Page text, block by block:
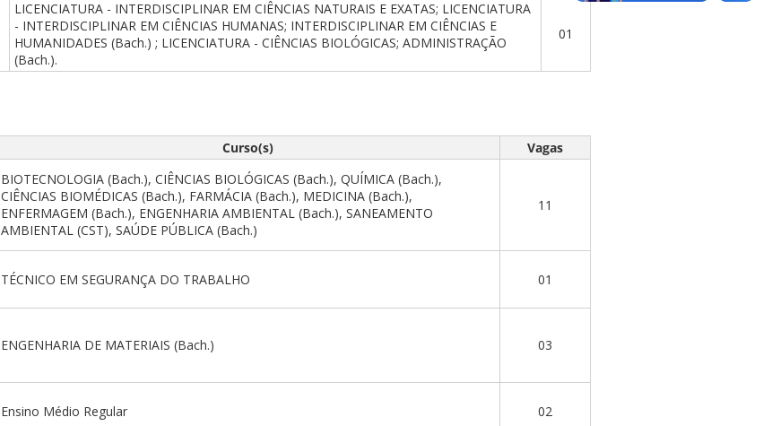
LICENCIATURA - INTERDISCIPLINAR EM CIÊNCIAS NATURAIS E EXATAS; LICENCIATURA
- INTERDISCIPLINAR EM CIÊNCIAS HUMANAS; INTERDISCIPLINAR EM CIÊNCIAS E
HUMANIDADES (Bach.) ; LICENCIATURA - CIÊNCIAS BIOLÓGICAS; ADMINISTRAÇÃO
(Bach.).
01
Curso(s) Vagas
BIOTECNOLOGIA (Bach.), CIÊNCIAS BIOLÓGICAS (Bach.), QUÍMICA (Bach.),
CIÊNCIAS BIOMÉDICAS (Bach.), FARMÁCIA (Bach.), MEDICINA (Bach.),
ENFERMAGEM (Bach.), ENGENHARIA AMBIENTAL (Bach.), SANEAMENTO
AMBIENTAL (CST), SAÚDE PÚBLICA (Bach.)
11
TÉCNICO EM SEGURANÇA DO TRABALHO 01
ENGENHARIA DE MATERIAIS (Bach.) 03
Ensino Médio Regular 02